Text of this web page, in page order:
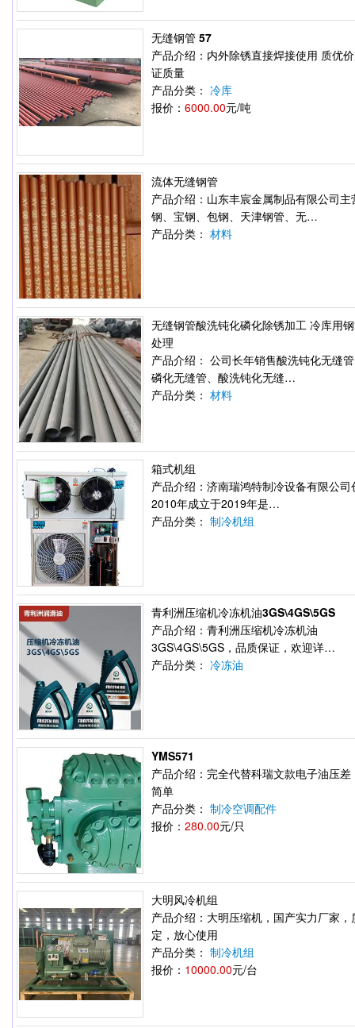
无缝钢管 57
产品介绍：内外除锈直接焊接使用 质优
证质量
产品分类： 冷库
报价： 6000.00元/吨
流体无缝钢管
产品介绍：山东丰宸金属制品有限公司主
钢、宝钢、包钢、天津钢管、无…
产品分类： 材料
无缝钢管酸洗钝化磷化除锈加工 冷库用
处理
产品介绍： 公司长年销售酸洗钝化无缝
磷化无缝管、酸洗钝化无缝…
产品分类： 材料
箱式机组
产品介绍：济南瑞鸿特制冷设备有限公司
2010年成立于2019年是…
产品分类： 制冷机组
青利洲压缩机冷冻机油3GS\4GS\5GS
产品介绍：青利洲压缩机冷冻机油
3GS\4GS\5GS，品质保证，欢迎详…
产品分类： 冷冻油
YMS571
产品介绍：完全代替科瑞文款电子油压差
简单
产品分类： 制冷空调配件
报价： 280.00元/只
大明风冷机组
产品介绍：大明压缩机，国产实力厂家，
定，放心使用
产品分类： 制冷机组
报价： 10000.00元/台